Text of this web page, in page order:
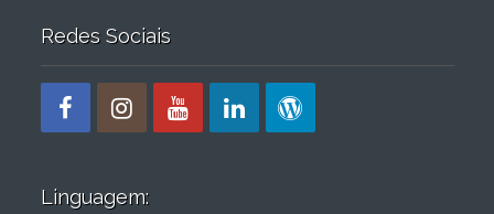
Redes Sociais
Linguagem: